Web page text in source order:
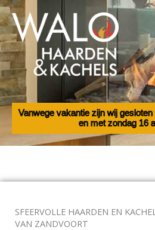
Ga
naar
de
inhoud
Vanwege vakantie zijn wij
en met zondag 16
SFEERVOLLE HAARDEN EN
VAN ZANDVOORT